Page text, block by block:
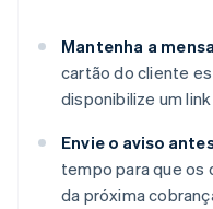
Mantenha a
cartão do cliente
disponibilize um
Envie o aviso
tempo para que os
da próxima